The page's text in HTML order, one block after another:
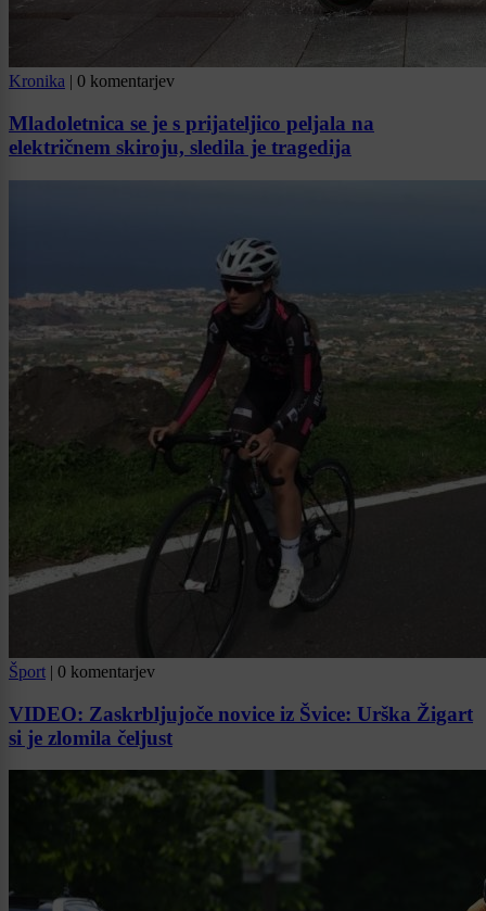
Kronika 0 komentarjev
Mladoletnica se je s prijateljico peljala na
električnem skiroju, sledila je tragedija
Šport | 0 komentarjev
VIDEO: Zaskrbljujoče novice iz Švice: Urška Žigart
si je zlomila čeljust